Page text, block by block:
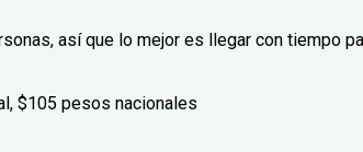
así que lo mejor es llegar con tiempo
$105 pesos nacionales